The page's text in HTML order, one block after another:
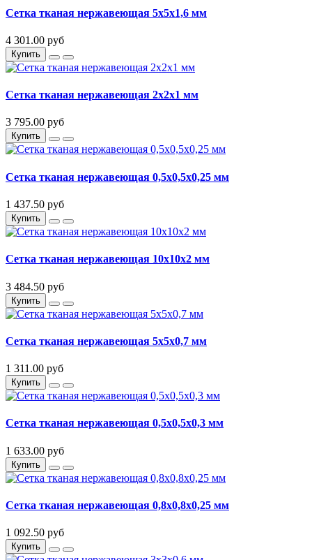
Сетка тканая нержавеющая 5х5х1,6 мм
4 301.00 руб
Купить
Сетка тканая нержавеющая 2х2х1 мм
3 795.00 руб
Купить
Сетка тканая нержавеющая 0,5х0,5х0,25 мм
1 437.50 руб
Купить
Сетка тканая нержавеющая 10х10х2 мм
3 484.50 руб
Купить
Сетка тканая нержавеющая 5х5х0,7 мм
1 311.00 руб
Купить
Сетка тканая нержавеющая 0,5х0,5х0,3 мм
1 633.00 руб
Купить
Сетка тканая нержавеющая 0,8х0,8х0,25 мм
1 092.50 руб
Купить